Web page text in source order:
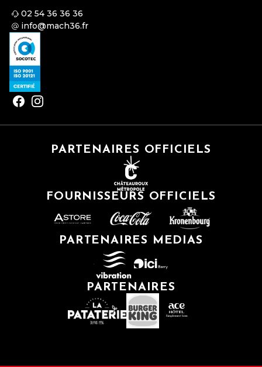
02 54 36 36 36
info@mach36.fr
PARTENAIRES OFFICIELS
FOURNISSEURS OFFICIELS
PARTENAIRES MEDIAS
PARTENAIRES